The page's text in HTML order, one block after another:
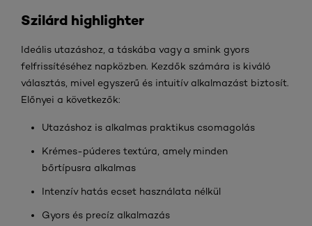
Szilárd highlighter
Ideális utazáshoz, a táskába vagy a smink gyors
felfrissítéséhez napközben. Kezdők számára is kiváló
választás, mivel egyszerű és intuitív alkalmazást biztosít.
Előnyei a következők:
Utazáshoz is alkalmas praktikus csomagolás
Krémes-púderes textúra, amely minden
bőrtípusra alkalmas
Intenzív hatás ecset használata nélkül
Gyors és precíz alkalmazás